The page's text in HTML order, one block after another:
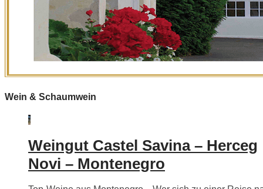
Wein & Schaumwein
Weingut Castel Savina – Herceg
Novi – Montenegro